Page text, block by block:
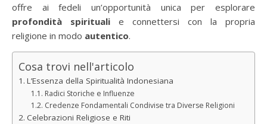
offre ai fedeli un’opportunità unica per esplorare
profondità spirituali e connettersi con la propria
religione in modo autentico.
Cosa trovi nell'articolo
L’Essenza della Spiritualità Indonesiana
Radici Storiche e Influenze
Credenze Fondamentali Condivise tra Diverse Religioni
Celebrazioni Religiose e Riti